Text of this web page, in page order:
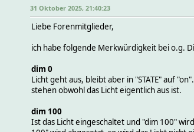
31 Oktober 2025, 21:40:23
Liebe Forenmitglieder,
ich habe folgende Merkwürdigkeit bei o.g.
dim 0
Licht geht aus, bleibt aber in "STATE" auf
stehen obwohl das Licht eigentlich aus ist.
dim 100
Ist das Licht eingeschaltet und "dim 100"